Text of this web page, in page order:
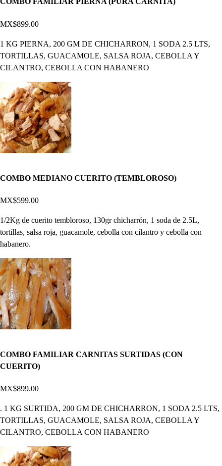
MX$899.00
1 KG PIERNA, 200 GM DE CHICHARRON, 1 SODA 2.5 LTS,
TORTILLAS, GUACAMOLE, SALSA ROJA, CEBOLLA Y
CILANTRO, CEBOLLA CON HABANERO
COMBO MEDIANO CUERITO (TEMBLOROSO)
MX$599.00
1/2Kg de cuerito tembloroso, 130gr chicharrón, 1 soda de 2.5L,
tortillas, salsa roja, guacamole, cebolla con cilantro y cebolla con
habanero.
COMBO FAMILIAR CARNITAS SURTIDAS (CON
CUERITO)
MX$899.00
. 1 KG SURTIDA, 200 GM DE CHICHARRON, 1 SODA 2.5 LTS,
TORTILLAS, GUACAMOLE, SALSA ROJA, CEBOLLA Y
CILANTRO, CEBOLLA CON HABANERO